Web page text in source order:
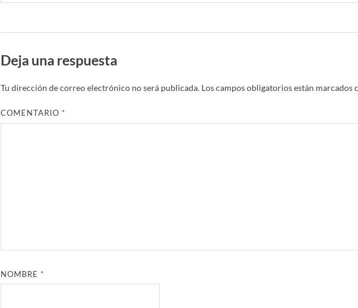
Deja una respuesta
Tu dirección de correo electrónico no será publicada. Los campos obligatorios están marcados
COMENTARIO *
NOMBRE *